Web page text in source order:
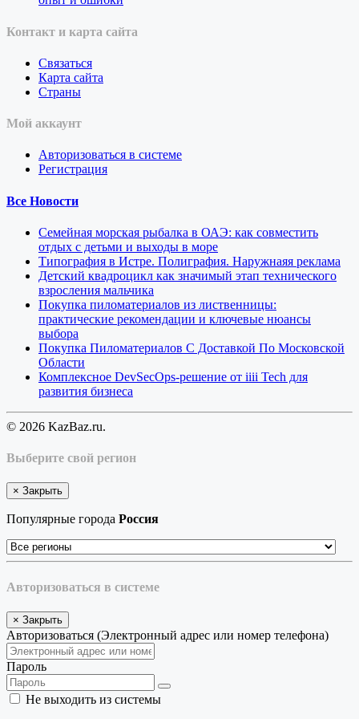
Контакт и карта сайта
Связаться
Карта сайта
Страны
Мой аккаунт
Авторизоваться в системе
Регистрация
Все Новости
Семейная морская рыбалка в ОАЭ: как совместить
отдых с детьми и выходы в море
Типография в Истре. Полиграфия. Наружнаяя реклама
Детский квадроцикл как значимый этап технического
взросления мальчика
Покупка пиломатериалов из лиственницы:
практические рекомендации и ключевые нюансы
выбора
Покупка Пиломатериалов С Доставкой По Московской
Области
Комплексное DevSecOps-решение от iiii Tech для
развития бизнеса
© 2026 KazBaz.ru.
Выберите свой регион
× Закрыть
Популярные города Россия
Авторизоваться в системе
× Закрыть
Авторизоваться (Электронный адрес или номер телефона)
Пароль
Не выходить из системы